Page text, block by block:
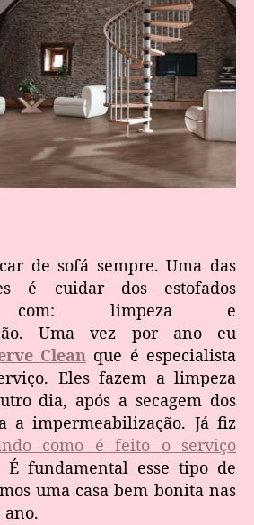
de sofá sempre. Uma das
é cuidar dos estofados
com: limpeza e
Uma vez por ano eu
Clean que é especialista
Eles fazem a limpeza
dia, após a secagem dos
a impermeabilização. Já fiz
como é feito o serviço
É fundamental esse tipo de
uma casa bem bonita nas
ano.